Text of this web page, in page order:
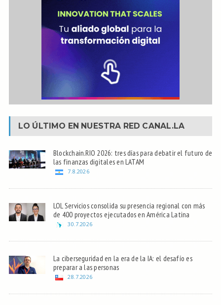
LO ÚLTIMO EN NUESTRA RED CANAL.LA
Blockchain.RIO 2026: tres días para debatir el futuro de
las finanzas digitales en LATAM
7.8.2026
LOL Servicios consolida su presencia regional con más
de 400 proyectos ejecutados en América Latina
30.7.2026
La ciberseguridad en la era de la IA: el desafío es
preparar a las personas
28.7.2026